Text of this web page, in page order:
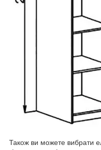
Також ви можете вибрати